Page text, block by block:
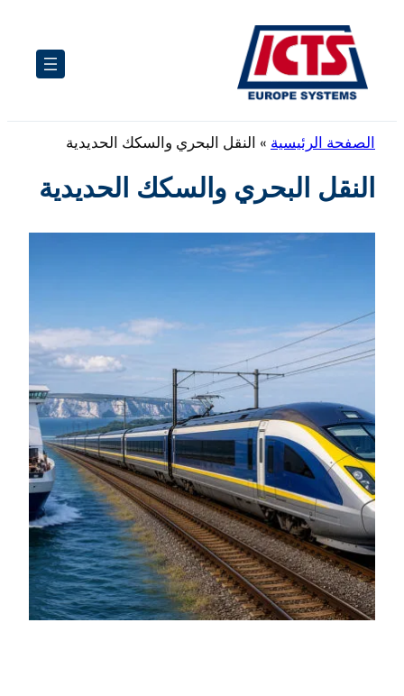
المحتوى
الصفحة الرئيسية»النقل البحري والسكك الحديدية
النقل البحري والسكك الحديدية